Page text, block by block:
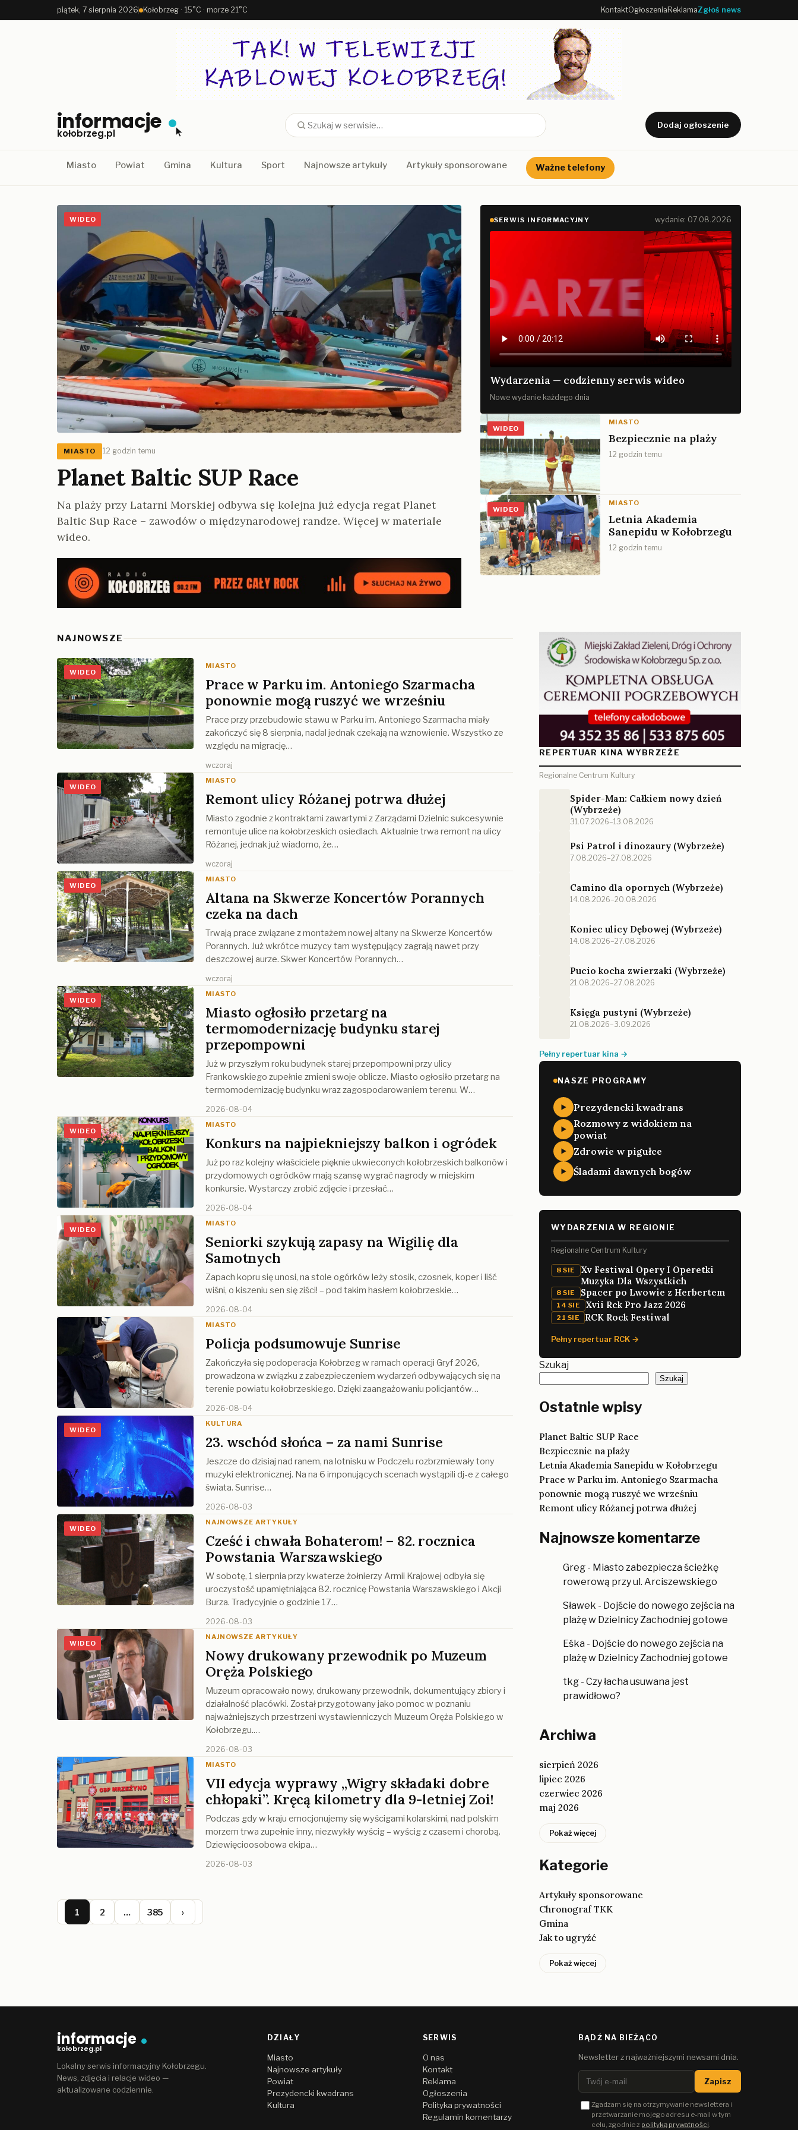
piątek, 7 sierpnia 2026 Kołobrzeg · 15°C · morze 21°C KontaktOgłoszenia ReklamaZgłoś news
informacje
kołobrzeg.pl
Dodaj ogłoszenie
Miasto Powiat Gmina Kultura Sport Najnowsze artykuły Artykuły sponsorowane Ważne telefony
WIDEO
MIASTO 12 godzin temu
Planet Baltic SUP Race
Na plaży przy Latarni Morskiej odbywa się kolejna już edycja regat Planet
Baltic Sup Race – zawodów o międzynarodowej randze. Więcej w materiale
wideo.
SERWIS INFORMACYJNY wydanie: 07.08.2026
Wydarzenia — codzienny serwis wideo
Nowe wydanie każdego dnia
WIDEO
MIASTO
Bezpiecznie na plaży
12 godzin temu
WIDEO
MIASTO
Letnia Akademia
Sanepidu w Kołobrzegu
12 godzin temu
NAJNOWSZE
WIDEO
MIASTO
Prace w Parku im. Antoniego Szarmacha
ponownie mogą ruszyć we wrześniu
Prace przy przebudowie stawu w Parku im. Antoniego Szarmacha miały
zakończyć się 8 sierpnia, nadal jednak czekają na wznowienie. Wszystko ze
względu na migrację…
wczoraj
WIDEO
MIASTO
Remont ulicy Różanej potrwa dłużej
Miasto zgodnie z kontraktami zawartymi z Zarządami Dzielnic sukcesywnie
remontuje ulice na kołobrzeskich osiedlach. Aktualnie trwa remont na ulicy
Różanej, jednak już wiadomo, że…
wczoraj
WIDEO
MIASTO
Altana na Skwerze Koncertów Porannych
czeka na dach
Trwają prace związane z montażem nowej altany na Skwerze Koncertów
Porannych. Już wkrótce muzycy tam występujący zagrają nawet przy
deszczowej aurze. Skwer Koncertów Porannych…
wczoraj
WIDEO
MIASTO
Miasto ogłosiło przetarg na
termomodernizację budynku starej
przepompowni
Już w przyszłym roku budynek starej przepompowni przy ulicy
Frankowskiego zupełnie zmieni swoje oblicze. Miasto ogłosiło przetarg na
termomodernizację budynku wraz zagospodarowaniem terenu. W…
2026-08-04
WIDEO
MIASTO
Konkurs na najpiekniejszy balkon i ogródek
Już po raz kolejny właściciele pięknie ukwieconych kołobrzeskich balkonów i
przydomowych ogródków mają szansę wygrać nagrody w miejskim
konkursie. Wystarczy zrobić zdjęcie i przesłać…
2026-08-04
WIDEO
MIASTO
Seniorki szykują zapasy na Wigilię dla
Samotnych
Zapach kopru się unosi, na stole ogórków leży stosik, czosnek, koper i liść
wiśni, o kiszeniu sen się ziści! – pod takim hasłem kołobrzeskie…
2026-08-04
MIASTO
Policja podsumowuje Sunrise
Zakończyła się podoperacja Kołobrzeg w ramach operacji Gryf 2026,
prowadzona w związku z zabezpieczeniem wydarzeń odbywających się na
terenie powiatu kołobrzeskiego. Dzięki zaangażowaniu policjantów…
2026-08-04
WIDEO
KULTURA
23. wschód słońca – za nami Sunrise
Jeszcze do dzisiaj nad ranem, na lotnisku w Podczelu rozbrzmiewały tony
muzyki elektronicznej. Na na 6 imponujących scenach wystąpili dj-e z całego
świata. Sunrise…
2026-08-03
WIDEO
NAJNOWSZE ARTYKUŁY
Cześć i chwała Bohaterom! – 82. rocznica
Powstania Warszawskiego
W sobotę, 1 sierpnia przy kwaterze żołnierzy Armii Krajowej odbyła się
uroczystość upamiętniająca 82. rocznicę Powstania Warszawskiego i Akcji
Burza. Tradycyjnie o godzinie 17…
2026-08-03
WIDEO
NAJNOWSZE ARTYKUŁY
Nowy drukowany przewodnik po Muzeum
Oręża Polskiego
Muzeum opracowało nowy, drukowany przewodnik, dokumentujący zbiory i
działalność placówki. Został przygotowany jako pomoc w poznaniu
najważniejszych przestrzeni wystawienniczych Muzeum Oręża Polskiego w
Kołobrzegu.…
2026-08-03
MIASTO
VII edycja wyprawy „Wigry składaki dobre
chłopaki”. Kręcą kilometry dla 9-letniej Zoi!
Podczas gdy w kraju emocjonujemy się wyścigami kolarskimi, nad polskim
morzem trwa zupełnie inny, niezwykły wyścig – wyścig z czasem i chorobą.
Dziewięcioosobowa ekipa…
2026-08-03
1 2 … 385 ›
REPERTUAR KINA WYBRZEŻE
Regionalne Centrum Kultury
Spider-Man: Całkiem nowy dzień
(Wybrzeże)
31.07.2026–13.08.2026
Psi Patrol i dinozaury (Wybrzeże)
7.08.2026–27.08.2026
Camino dla opornych (Wybrzeże)
14.08.2026–20.08.2026
Koniec ulicy Dębowej (Wybrzeże)
14.08.2026–27.08.2026
Pucio kocha zwierzaki (Wybrzeże)
21.08.2026–27.08.2026
Księga pustyni (Wybrzeże)
21.08.2026–3.09.2026
Pełny repertuar kina →
NASZE PROGRAMY
Prezydencki kwadrans
Rozmowy z widokiem na
powiat
Zdrowie w pigułce
Śladami dawnych bogów
WYDARZENIA W REGIONIE
Regionalne Centrum Kultury
8 SIE
Xv Festiwal Opery I Operetki
Muzyka Dla Wszystkich
8 SIE Spacer po Lwowie z Herbertem
14 SIE Xvii Rck Pro Jazz 2026
21 SIE RCK Rock Festiwal
Pełny repertuar RCK →
Szukaj
Szukaj
Ostatnie wpisy
Planet Baltic SUP Race
Bezpiecznie na plaży
Letnia Akademia Sanepidu w Kołobrzegu
Prace w Parku im. Antoniego Szarmacha
ponownie mogą ruszyć we wrześniu
Remont ulicy Różanej potrwa dłużej
Najnowsze komentarze
Greg - Miasto zabezpiecza ścieżkę
rowerową przy ul. Arciszewskiego
Sławek - Dojście do nowego zejścia na
plażę w Dzielnicy Zachodniej gotowe
Eśka - Dojście do nowego zejścia na
plażę w Dzielnicy Zachodniej gotowe
tkg - Czy łacha usuwana jest
prawidłowo?
Archiwa
sierpień 2026
lipiec 2026
czerwiec 2026
maj 2026
Pokaż więcej
Kategorie
Artykuły sponsorowane
Chronograf TKK
Gmina
Jak to ugryźć
Pokaż więcej
informacje
kołobrzeg.pl
Lokalny serwis informacyjny Kołobrzegu.
News, zdjęcia i relacje wideo —
aktualizowane codziennie.
DZIAŁY
Miasto
Najnowsze artykuły
Powiat
Prezydencki kwadrans
Kultura
SERWIS
O nas
Kontakt
Reklama
Ogłoszenia
Polityka prywatności
Regulamin komentarzy
BĄDŹ NA BIEŻĄCO
Newsletter z najważniejszymi newsami dnia.
Zapisz
Zgadzam się na otrzymywanie newslettera i
przetwarzanie mojego adresu e-mail w tym
celu, zgodnie z polityką prywatności